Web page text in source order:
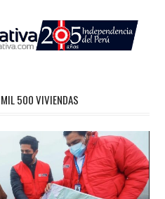
500 VIVIENDAS